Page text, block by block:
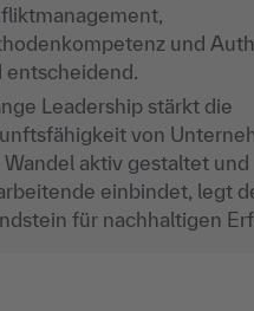
und
entscheidend.
Leadership stärkt die
von
Wandel aktiv gestaltet und
einbindet, legt
für nachhaltigen